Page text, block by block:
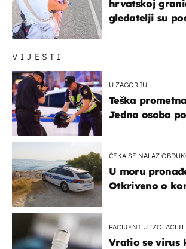
VIJESTI
U ZAGORJU
Teška
Jedna osoba
ČEKA SE NALAZ
U moru
Otkriveno o
PACIJENT U IZOLACIJI
Vratio se virus
hrvatskoj
gledatelji su